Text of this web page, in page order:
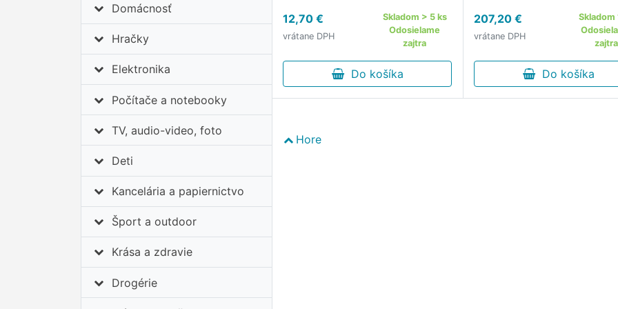
Domácnosť
Hračky
Elektronika
Počítače a notebooky
TV, audio-video, foto
Deti
Kancelária a papiernictvo
Šport a outdoor
Krása a zdravie
Drogérie
12,70 €
vrátane DPH
Skladom > 5 ks
Odosielame
zajtra
Do košíka
ratanom Materiál: oceľová
konštrukcia, ratan, polyester
Vankúše súčasťou balenia v
krémovej farbe …
207,20 €
vrátane DPH
Skladom
zajtra
Do košíka
Hore